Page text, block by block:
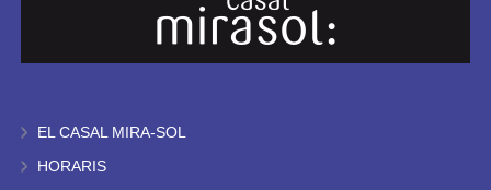
EL CASAL MIRA-SOL
HORARIS